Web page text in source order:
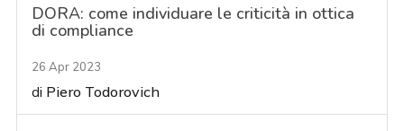
DORA: come individuare le criticità in ottica
di compliance
26 Apr 2023
di Piero Todorovich